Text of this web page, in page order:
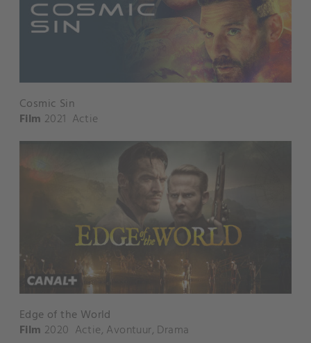
Cosmic Sin
Film 2021 Actie
Edge of the World
Film 2020 Actie, Avontuur, Drama